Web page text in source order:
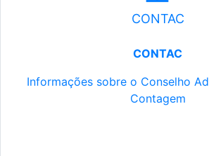
CONTAC
CONTAC
Informações sobre o Conselho
Contagem